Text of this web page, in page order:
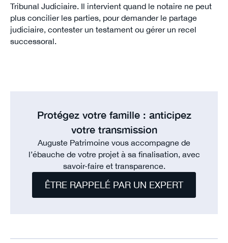
Tribunal Judiciaire. Il intervient quand le notaire ne peut
plus concilier les parties, pour demander le partage
judiciaire, contester un testament ou gérer un recel
successoral.
Protégez votre famille : anticipez
votre transmission
Auguste Patrimoine vous accompagne de
l’ébauche de votre projet à sa finalisation, avec
savoir-faire et transparence.
ÊTRE RAPPELÉ PAR UN EXPERT